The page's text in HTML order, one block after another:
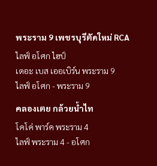
พระราม 9 เพชรบุรีตัดใหม่ RCA
ไลฟ์ อโศก ไฮป์
เดอะ เบส เออเบิร์น พระราม 9
ไลฟ์ อโศก - พระราม 9
คลองเตย กล้วยน้ำไท
โคโค่ พาร์ค พระราม 4
ไลฟ์ พระราม 4 - อโศก